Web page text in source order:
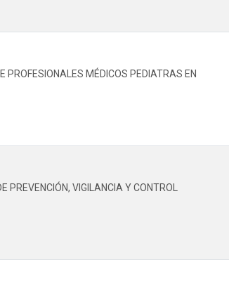
MÉDICOS PEDIATRAS EN
PREVENCIÓN, VIGILANCIA Y CONTROL